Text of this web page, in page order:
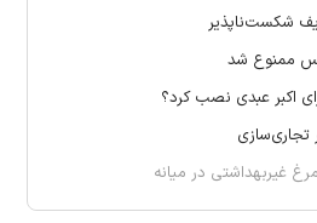
شکست‌ناپذیر
ممنوع شد
اکبر عبدی نصب کرد؟